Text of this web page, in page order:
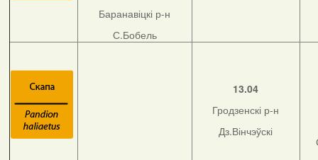
Баранавіцкі р-н
С.Бобель
13.04
Гродзенскі р-н
Дз.Вінчэўскі